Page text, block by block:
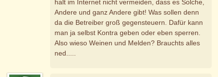
halt im Internet nicht vermeiden, dass es Solche,
Andere und ganz Andere gibt! Was sollen denn
da die Betreiber groß gegensteuern. Dafür kann
man ja selbst Kontra geben oder eben sperren.
Also wieso Weinen und Melden? Brauchts alles
ned.....